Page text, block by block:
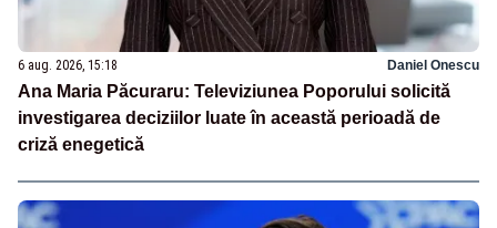
6 aug. 2026, 15:18 Daniel Onescu
Ana Maria Păcuraru: Televiziunea Poporului solicită
investigarea deciziilor luate în această perioadă de
criză enegetică